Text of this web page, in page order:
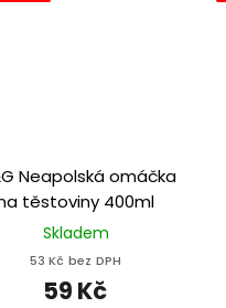
Neapolská omáčka
těstoviny 400ml
Skladem
53 Kč bez DPH
59 Kč